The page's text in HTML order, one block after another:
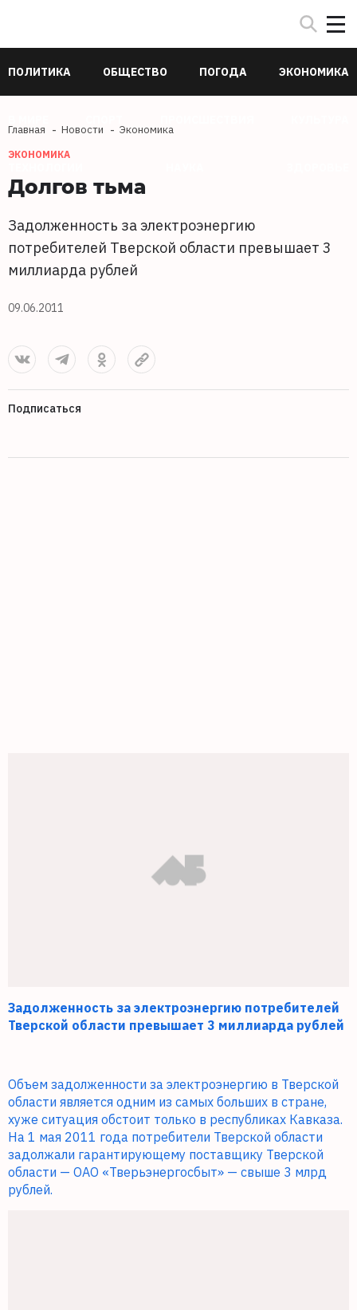
ПОЛИТИКА ОБЩЕСТВО ПОГОДА ЭКОНОМИКА
Главная Новости Экономика
ЭКОНОМИКА
Долгов тьма
Задолженность за электроэнергию
потребителей Тверской области превышает 3
миллиарда рублей
09.06.2011
Подписаться
Задолженность за электроэнергию потребителей
Тверской области превышает 3 миллиарда рублей
Объем задолженности за электроэнергию в Тверской
области является одним из самых больших в стране,
хуже ситуация обстоит только в республиках Кавказа.
На 1 мая 2011 года потребители Тверской области
задолжали гарантирующему поставщику Тверской
области — ОАО «Тверьэнергосбыт» — свыше 3 млрд
рублей.